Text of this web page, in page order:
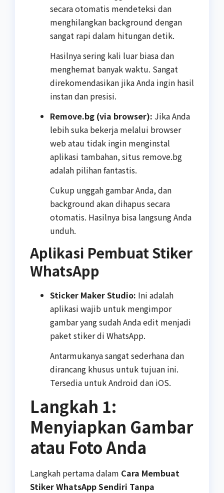
secara otomatis mendeteksi dan
menghilangkan background dengan
sangat rapi dalam hitungan detik.
Hasilnya sering kali luar biasa dan
menghemat banyak waktu. Sangat
direkomendasikan jika Anda ingin hasil
instan dan presisi.
Remove.bg (via browser): Jika Anda
lebih suka bekerja melalui browser
web atau tidak ingin menginstal
aplikasi tambahan, situs remove.bg
adalah pilihan fantastis.
Cukup unggah gambar Anda, dan
background akan dihapus secara
otomatis. Hasilnya bisa langsung Anda
unduh.
Aplikasi Pembuat Stiker
WhatsApp
Sticker Maker Studio: Ini adalah
aplikasi wajib untuk mengimpor
gambar yang sudah Anda edit menjadi
paket stiker di WhatsApp.
Antarmukanya sangat sederhana dan
dirancang khusus untuk tujuan ini.
Tersedia untuk Android dan iOS.
Langkah 1:
Menyiapkan Gambar
atau Foto Anda
Langkah pertama dalam Cara Membuat
Stiker WhatsApp Sendiri Tanpa